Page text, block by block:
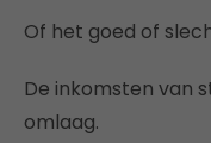
Of het goed of
De inkomsten van
omlaag.